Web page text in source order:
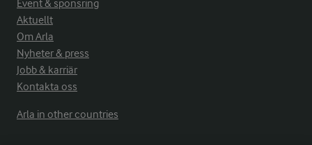
Event & sponsring
Aktuellt
Om Arla
Nyheter & press
Jobb & karriär
Kontakta oss
Arla in other countries